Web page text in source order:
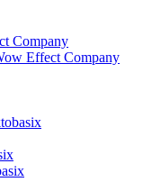
Company
Effect Company